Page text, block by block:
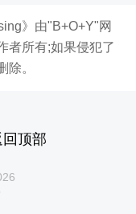
》由"B+O+Y"网
者所有;如果侵犯了
除。
回顶部